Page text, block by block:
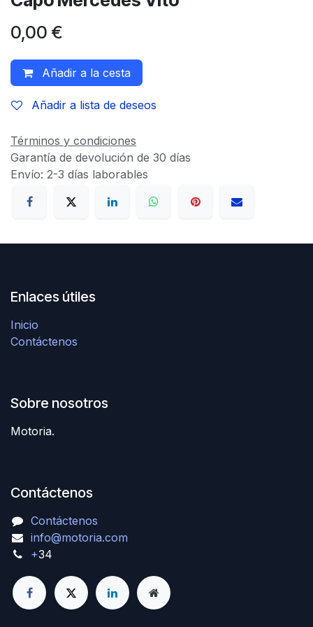
0,00 €
Añadir a la cesta
Añadir a lista de deseos
Términos y condiciones
Garantía de devolución de 30 días
Envío: 2-3 días laborables
Enlaces útiles
Inicio
Contáctenos
Sobre nosotros
Motoria.
Contáctenos
Contáctenos
info@motoria.com
+34